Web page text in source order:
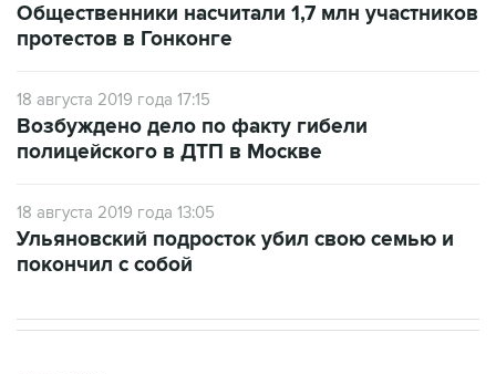
Общественники насчитали 1,7 млн участников
протестов в Гонконге
18 августа 2019 года 17:15
Возбуждено дело по факту гибели
полицейского в ДТП в Москве
18 августа 2019 года 13:05
Ульяновский подросток убил свою семью и
покончил с собой